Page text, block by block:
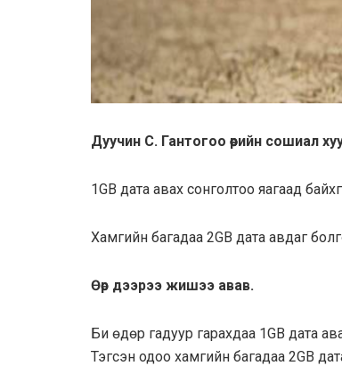
Дуучин С. Гантогоо өөрийн сошиал
1GB дата авах сонголтоо яагаад
Хамгийн багадаа 2GB дата авдаг
Өөр дээрээ жишээ авав.
Би өдөр гадуур гарахдаа 1GB дата
Тэгсэн одоо хамгийн багадаа 2GB